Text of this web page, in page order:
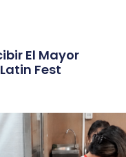
El Mayor
Fest